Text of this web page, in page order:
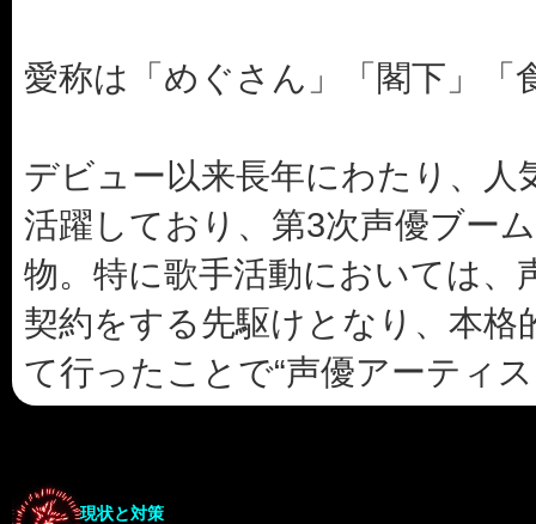
愛称は「めぐさん」「閣下」「
デビュー以来長年にわたり、人
活躍しており、第3次声優ブー
物。特に歌手活動においては、
契約をする先駆けとなり、本格
て行ったことで“声優アーティ
現状と対策